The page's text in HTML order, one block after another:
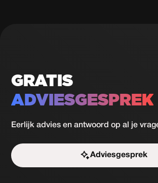
GRATIS
ADVIESGESPREK
Eerlijk advies en antwoord op al je
Adviesgesprek
Start de uitdaging